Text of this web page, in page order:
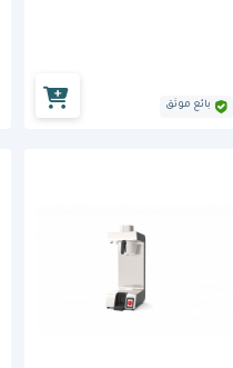
بائع موثق